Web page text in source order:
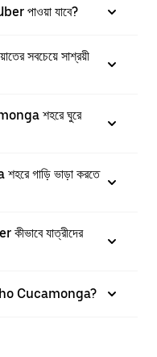
পাওয়া যাবে?
সবচেয়ে সাশ্রয়ী
শহরে ঘুরে
গাড়ি ভাড়া করতে
যাত্রীদের
Cucamonga?